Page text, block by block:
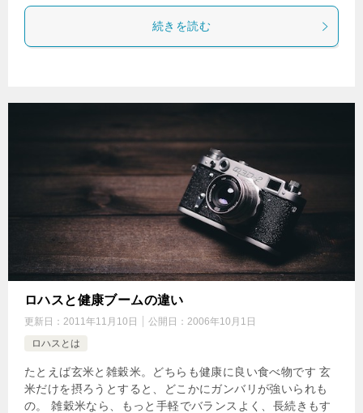
続きを読む
ロハスと健康ブームの違い
更新日： 2011年11月10日 公開日： 2006年10月1日
ロハスとは
たとえば玄米と雑穀米。どちらも健康に良い食べ物です 玄
米だけを摂ろうとすると、どこかにガンバリが強いられも
の。 雑穀米なら、もっと手軽でバランスよく、長続きもす